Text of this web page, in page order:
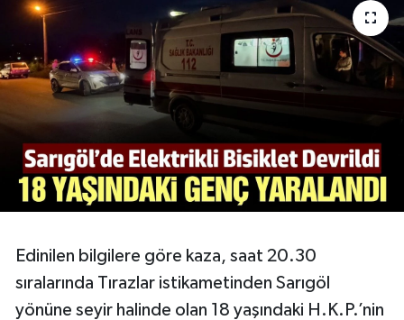
Edinilen bilgilere göre kaza, saat 20.30
sıralarında Tırazlar istikametinden Sarıgöl
yönüne seyir halinde olan 18 yaşındaki H.K.P.’nin
Künye
SPOR
Vefat
Video